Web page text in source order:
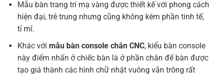
Mẫu bàn trang trí mạ vàng được thiết kế với phong cách
hiện đại, trẻ trung nhưng cũng không kém phần tinh tế,
tỉ mỉ.
Khác với mẫu bàn console chân CNC, kiểu bàn console
này điểm nhấn ở chiếc bàn là ở phần chân đế bàn được
tạo giá thành các hình chữ nhật vuông vắn trông rất